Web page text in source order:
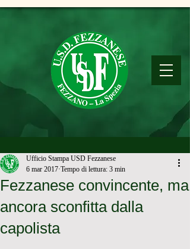
Fezzanese convincente, ma
ancora sconfitta dalla
capolista
Ufficio Stampa USD Fezzanese
6 mar 2017 Tempo di lettura: 3 min